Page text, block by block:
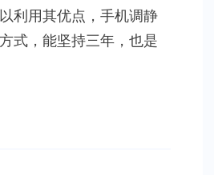
利用其优点，手机调静
式，能坚持三年，也是